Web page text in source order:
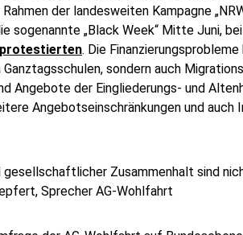
der landesweiten Kampagne
sogenannte „Black Week“ Mitte Juni,
. Die
sondern auch
Angebote der Eingliederungs- und
Angebotseinschränkungen und auch
gesellschaftlicher Zusammenhalt sind
Sprecher AG-Wohlfahrt